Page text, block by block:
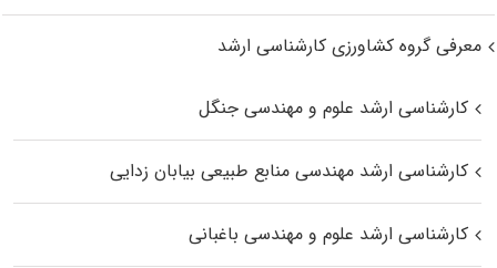
معرفی گروه کشاورزی کارشناسی ارشد
کارشناسی ارشد علوم و مهندسی جنگل
کارشناسی ارشد مهندسی منابع طبیعی بیابان زدایی
کارشناسی ارشد علوم و مهندسی باغبانی